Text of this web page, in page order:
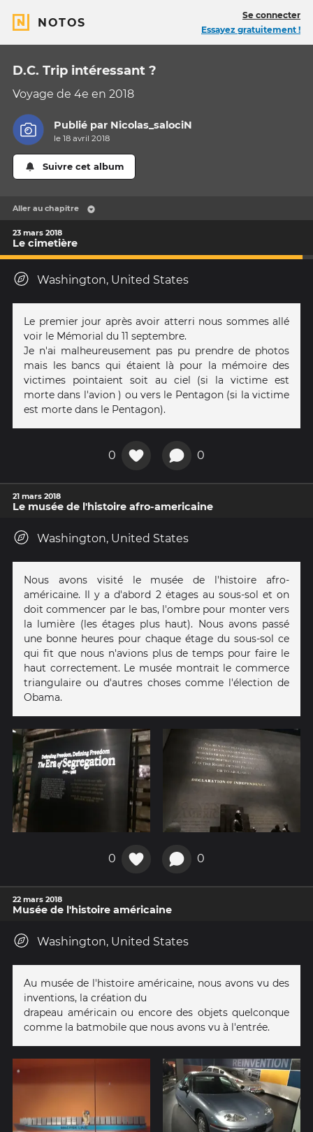
NOTOS
Se connecter
Essayez gratuitement !
D.C. Trip intéressant ?
Voyage de 4e en 2018
Publié par Nicolas_salociN
le 18 avril 2018
Suivre cet album
Aller au chapitre
23 mars 2018
Le cimetière
Washington, United States
Le premier jour après avoir atterri nous sommes allé
voir le Mémorial du 11 septembre.
Je n'ai malheureusement pas pu prendre de photos
mais les bancs qui étaient là pour la mémoire des
victimes pointaient soit au ciel (si la victime est
morte dans l'avion ) ou vers le Pentagon (si la victime
est morte dans le Pentagon).
0 0
21 mars 2018
Le musée de l'histoire afro-americaine
Washington, United States
Nous avons visité le musée de l'histoire afro-
américaine. Il y a d'abord 2 ėtages au sous-sol et on
doit commencer par le bas, l'ombre pour monter vers
la lumière (les étages plus haut). Nous avons passé
une bonne heures pour chaque étage du sous-sol ce
qui fit que nous n'avions plus de temps pour faire le
haut correctement. Le musée montrait le commerce
triangulaire ou d'autres choses comme l'élection de
Obama.
0 0
22 mars 2018
Musée de l'histoire américaine
Washington, United States
Au musée de l'histoire américaine, nous avons vu des
inventions, la création du
drapeau américain ou encore des objets quelconque
comme la batmobile que nous avons vu à l'entrée.